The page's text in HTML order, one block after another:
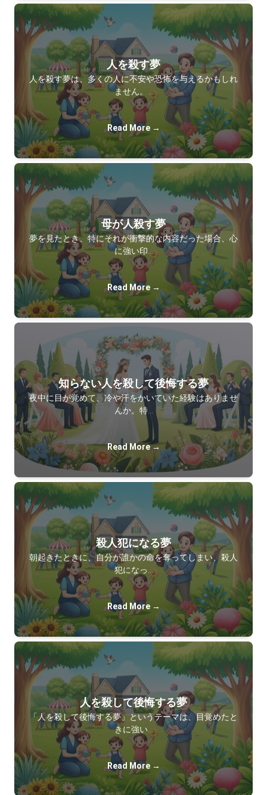
人を殺す夢
人を殺す夢は、多くの人に不安や恐怖を与えるかもしれ
ません。…
Read More →
母が人殺す夢
夢を見たとき、特にそれが衝撃的な内容だった場合、心
に強い印…
Read More →
知らない人を殺して後悔する夢
夜中に目が覚めて、冷や汗をかいていた経験はありませ
んか。特…
Read More →
殺人犯になる夢
朝起きたときに、自分が誰かの命を奪ってしまい、殺人
犯になっ…
Read More →
人を殺して後悔する夢
「人を殺して後悔する夢」というテーマは、目覚めたと
きに強い…
Read More →